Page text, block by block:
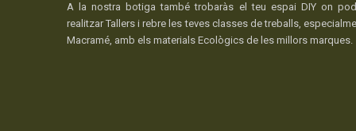
A la nostra botiga també trobaràs el teu espai DIY on
realitzar Tallers i rebre les teves classes de treballs,
Macramé, amb els materials Ecològics de les millors marques.